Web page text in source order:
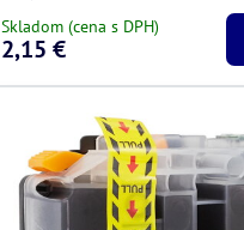
Skladom (cena s DPH)
2,15 €